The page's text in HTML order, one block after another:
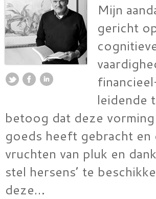
Mijn
gericht
leidende
betoog dat deze
goeds heeft gebracht
vruchten van pluk en
stel hersens’ te
deze…